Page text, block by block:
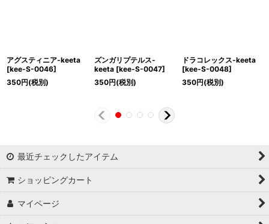
アグスティニア-keeta
[kee-S-0046]
350円(税別)
ズンガリプテルス-
keeta [kee-S-0047]
350円(税別)
ドラコレックス-keeta
[kee-S-0048]
350円(税別)
最近チェックしたアイテム
ショッピングカート
マイページ